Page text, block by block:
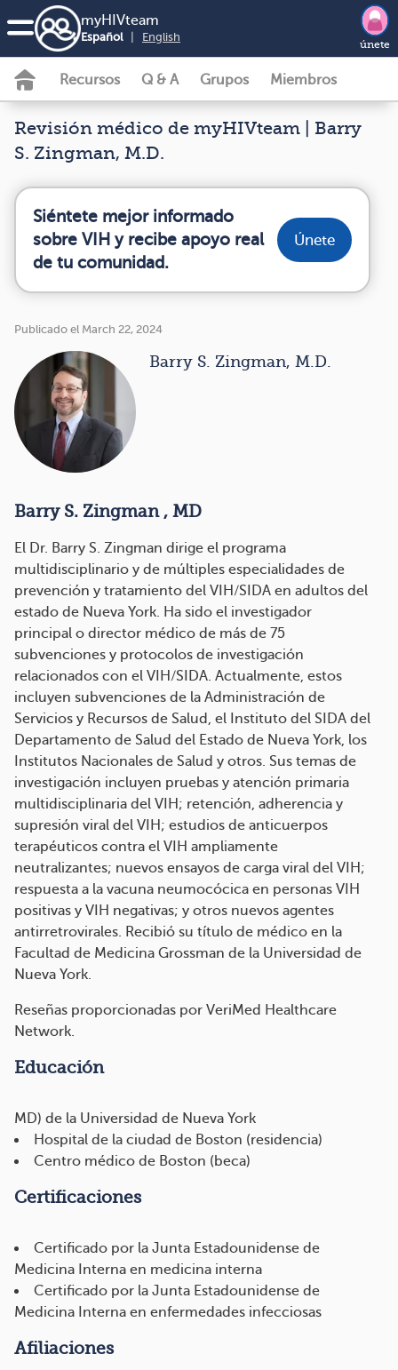
myHIVteam
Español| English
únete
Recursos Q & A Grupos Miembros
Revisión médico de myHIVteam | Barry
S. Zingman, M.D.
Siéntete mejor informado
sobre VIH y recibe apoyo real
de tu comunidad.
Únete
Publicado el March 22, 2024
Barry S. Zingman, M.D.
Barry S. Zingman , MD
El Dr. Barry S. Zingman dirige el programa
multidisciplinario y de múltiples especialidades de
prevención y tratamiento del VIH/SIDA en adultos del
estado de Nueva York. Ha sido el investigador
principal o director médico de más de 75
subvenciones y protocolos de investigación
relacionados con el VIH/SIDA. Actualmente, estos
incluyen subvenciones de la Administración de
Servicios y Recursos de Salud, el Instituto del SIDA del
Departamento de Salud del Estado de Nueva York, los
Institutos Nacionales de Salud y otros. Sus temas de
investigación incluyen pruebas y atención primaria
multidisciplinaria del VIH; retención, adherencia y
supresión viral del VIH; estudios de anticuerpos
terapéuticos contra el VIH ampliamente
neutralizantes; nuevos ensayos de carga viral del VIH;
respuesta a la vacuna neumocócica en personas VIH
positivas y VIH negativas; y otros nuevos agentes
antirretrovirales. Recibió su título de médico en la
Facultad de Medicina Grossman de la Universidad de
Nueva York.
Reseñas proporcionadas por VeriMed Healthcare
Network.
Educación
MD) de la Universidad de Nueva York
Hospital de la ciudad de Boston (residencia)
Centro médico de Boston (beca)
Certificaciones
Certificado por la Junta Estadounidense de
Medicina Interna en medicina interna
Certificado por la Junta Estadounidense de
Medicina Interna en enfermedades infecciosas
Afiliaciones